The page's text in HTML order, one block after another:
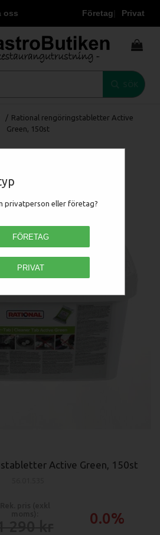
oss Företag Privat
privatperson eller företag?
FÖRETAG
PRIVAT
/ Rational rengöringstabletter Active
Green, 150st
Active Green, 150st
0.0%